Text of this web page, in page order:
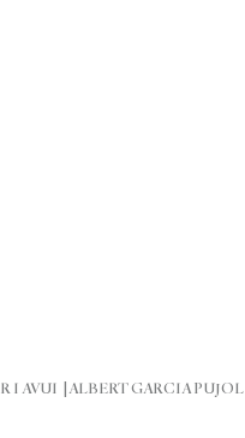
I AVUI ALBERT GARCIA PUJOL